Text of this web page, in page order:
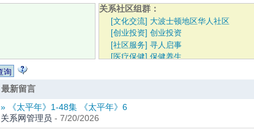
关系社区组群：
[文化交流] 大波士顿地区华人社区
[创业投资] 创业投资
[社区服务] 寻人启事
[医疗保健] 保健养生
最新留言
» 《太平年》1-48集 《太平年》6
关系网管理员 -7/20/2026